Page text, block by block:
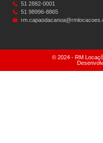
51 2882-0001
51 98996-8865
© 2024 - RM